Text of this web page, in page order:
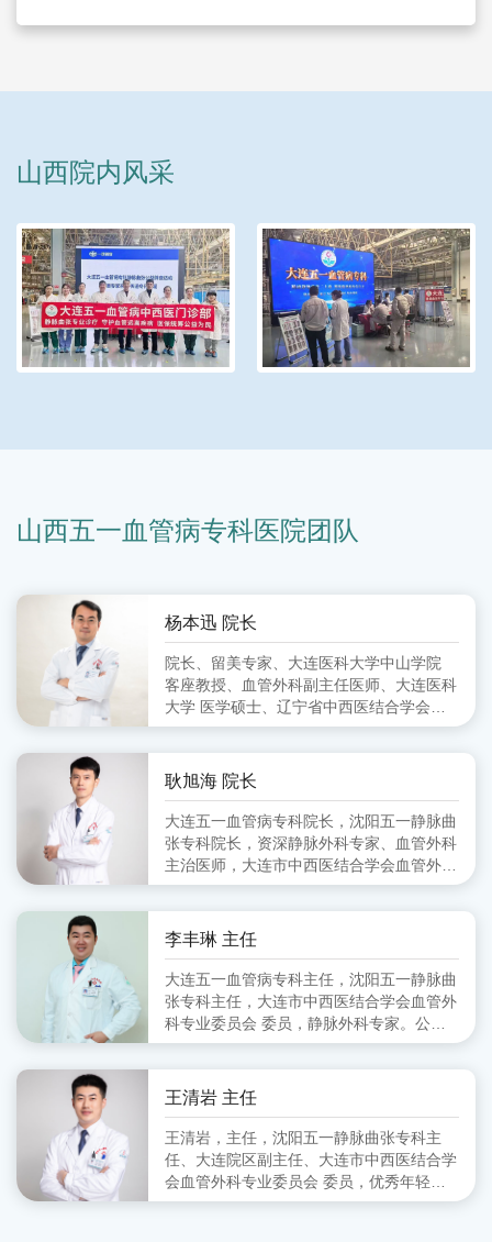
山西院内风采
山西五一血管病专科医院团队
杨本迅 院长
院长、留美专家、大连医科大学中山学院
客座教授、血管外科副主任医师、大连医科
大学 医学硕士、辽宁省中西医结合学会周
围血管病分会 委员、大连市中西医结合学
会血管外科分会 副主任委员、大连市医师
协会血管外科分会 委员
耿旭海 院长
大连五一血管病专科院长，沈阳五一静脉曲
张专科院长，资深静脉外科专家、血管外科
主治医师，大连市中西医结合学会血管外科
专业委员会 委员,毕业于锦州医学院
李丰琳 主任
大连五一血管病专科主任，沈阳五一静脉曲
张专科主任，大连市中西医结合学会血管外
科专业委员会 委员，静脉外科专家。公立
医院从事血管外科工作十余年，擅长对下肢
静脉曲张的超声定位引导下的微创治疗。
王清岩 主任
王清岩，主任，沈阳五一静脉曲张专科主
任、大连院区副主任、大连市中西医结合学
会血管外科专业委员会 委员，优秀年轻静
脉外科专家。毕业于山东第一医科大学，三